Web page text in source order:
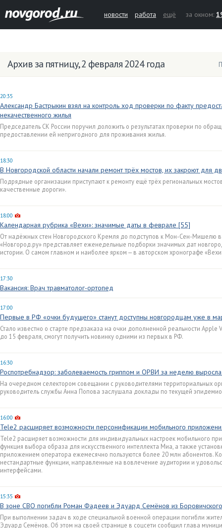
новости работа ещё за окном:
Архив за пятницу, 2 февраля 2024 года
20:35
Александр Бастрыкин взял на контроль ход проверки по факту
некачественного жилья
Председатель СК России поручил доложить о результатах проверки по
предоставлении ей непригодного для проживания жилья.
18:30
В Новгородской области начали ремонт трёх мостов, их закроют для
Подрядные организации приступают к ремонту ещё трёх региональных
качественные дороги».
18:00
Календарная рубрика «Вехи»: значимые даты в феврале [55]
От надёжных стен Новгородского Кремля до подступов к Мон-Сен-Мишелю
«Новгород.ру» представляет еженедельные подборки значимых дат
истории. О самом главном и наиболее ярком — в авторском хронографе
17:30
Вакансия: Врач травматолог-ортопед
17:00
Первые в РФ «очки будущего» станут доступны новгородцам уже в
Стало известно о старте предзаказа на очки дополненной реальности Apple
до 15 февраля, смогут получить новинку одними из первых в РФ.
16:30
Роспотребнадзор: заболеваемость гриппом и ОРВИ за неделю
На очередном селектором совещании с руководителями территориальных
руководитель службы Анна Попова заслушала доклады по текущей
16:00
Tele2 расширяет возможности персонификации мобильного
Tele2 расширяет возможности для индивидуальных настроек мобильного
функция выбора образа для искусственного интеллекта Миа, а также
приложением оператора ежемесячно пользуются более 20 млн абонентов.
нестандартные функции, направленные на вовлечение аудитории и
интерфейсами.
15:35
В зоне СВО погибли Роман Фадеев и Эдуард Семёнов из
При выполнении задач в ходе специальной военной операции погибли
Эдуард Семёнов. Об этом на своей странице в соцсети сообщил глава